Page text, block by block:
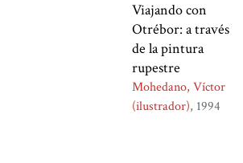
Viajando con
Otrébor: a través
de la pintura
rupestre
Mohedano, Víctor
(ilustrador) 1994